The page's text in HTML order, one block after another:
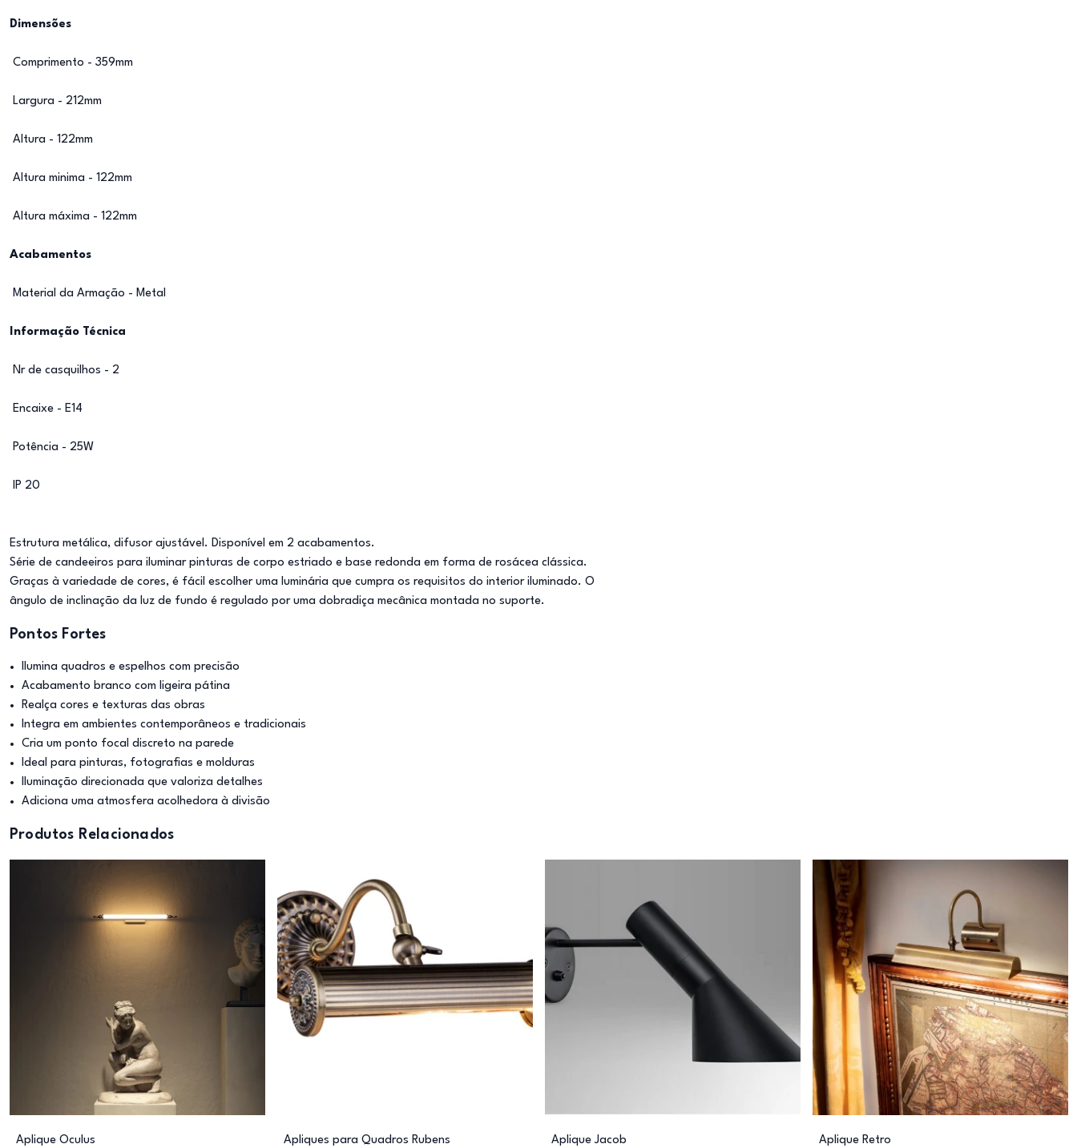
Dimensões
Comprimento - 359mm
Largura - 212mm
Altura - 122mm
Altura minima - 122mm
Altura máxima - 122mm
Acabamentos
Material da Armação - Metal
Informação Técnica
Nr de casquilhos - 2
Encaixe - E14
Potência - 25W
IP 20
Estrutura metálica, difusor ajustável. Disponível em 2 acabamentos.
Série de candeeiros para iluminar pinturas de corpo estriado e base redonda em forma de rosácea clássica.
Graças à variedade de cores, é fácil escolher uma luminária que cumpra os requisitos do interior iluminado. O
ângulo de inclinação da luz de fundo é regulado por uma dobradiça mecânica montada no suporte.
Pontos Fortes
Ilumina quadros e espelhos com precisão
Acabamento branco com ligeira pátina
Realça cores e texturas das obras
Integra em ambientes contemporâneos e tradicionais
Cria um ponto focal discreto na parede
Ideal para pinturas, fotografias e molduras
Iluminação direcionada que valoriza detalhes
Adiciona uma atmosfera acolhedora à divisão
Produtos Relacionados
Aplique Oculus
Apliques para Quadros Rubens
Aplique Jacob
Aplique Retro